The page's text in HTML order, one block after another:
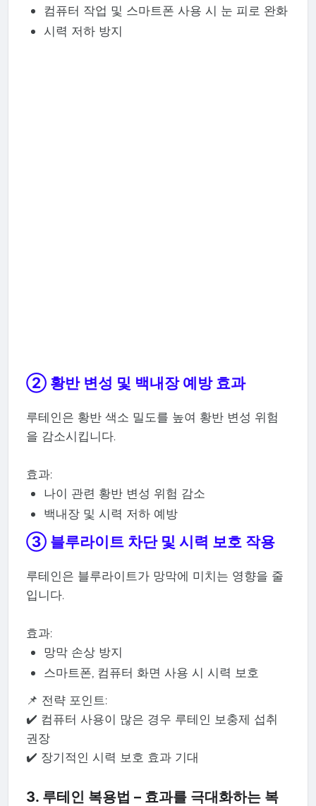
컴퓨터 작업 및 스마트폰 사용 시 눈 피로 완화
시력 저하 방지
② 황반 변성 및 백내장 예방 효과
루테인은 황반 색소 밀도를 높여 황반 변성 위험
을 감소시킵니다.
효과:
나이 관련 황반 변성 위험 감소
백내장 및 시력 저하 예방
③ 블루라이트 차단 및 시력 보호 작용
루테인은 블루라이트가 망막에 미치는 영향을 줄
입니다.
효과:
망막 손상 방지
스마트폰, 컴퓨터 화면 사용 시 시력 보호
📌 전략 포인트:
✔️ 컴퓨터 사용이 많은 경우 루테인 보충제 섭취
권장
✔️ 장기적인 시력 보호 효과 기대
3. 루테인 복용법 – 효과를 극대화하는 복